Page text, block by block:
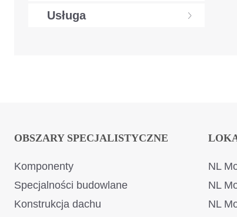
Usługa
OBSZARY SPECJALISTYCZNE
Komponenty
Specjalności budowlane
Konstrukcja dachu
NL
NL
NL